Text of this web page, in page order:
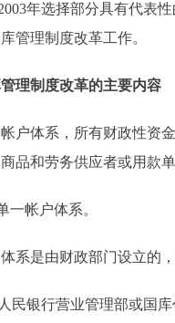
年选择部分具有代表性
管理制度改革工作。
理制度改革的主要内容
体系，所有财政性资金
品和劳务供应者或用款单
帐户体系。
是由财政部门设立的，
银行营业管理部或国库